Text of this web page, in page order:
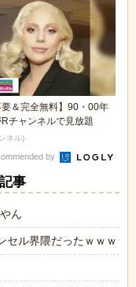
要＆完全無料】90・00年
チャンネルで見放題
ネル)
by
事
ん
セル界隈だったｗｗｗｗ